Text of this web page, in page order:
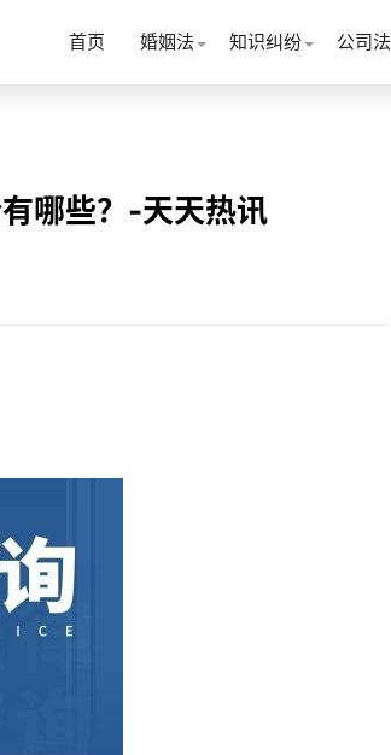
首页 婚姻法 知识纠纷 公司法
哪些？-天天热讯